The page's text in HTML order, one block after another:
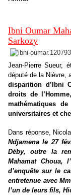
Ibni Oumar
Sarkozy
Jean-Pierre Sueur,
député de la Nièvre,
disparition d’Ibni
droits de
mathématiques
universitaires et
Dans réponse,
Ndjamena le 27
Déby, outre la
Mahamat Choua,
d’enquête sur le
entretenue avec
l’un de leurs fils,